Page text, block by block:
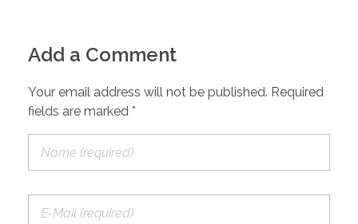
Add a Comment
Your email address will not be published. Required
fields are marked *